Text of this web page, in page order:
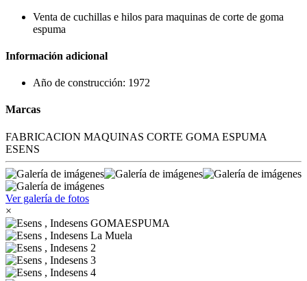
Venta de cuchillas e hilos para maquinas de corte de goma
espuma
Información adicional
Año de construcción: 1972
Marcas
FABRICACION MAQUINAS CORTE GOMA ESPUMA
ESENS
Ver galería de fotos
×